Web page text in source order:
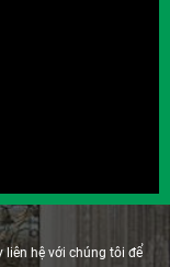
liên hệ với chúng tôi để